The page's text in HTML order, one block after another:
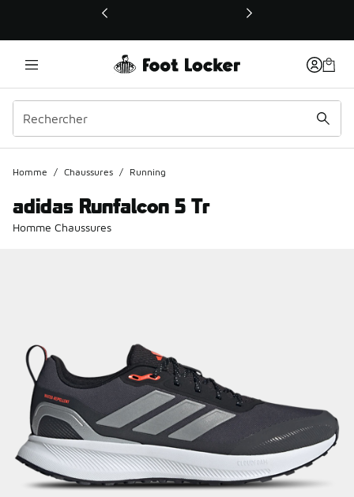
Ce lien ouvrira une nouvelle fenêtre
Homme / Chaussures / Running
adidas Runfalcon 5 Tr
Homme Chaussures